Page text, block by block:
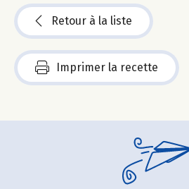
Retour à la liste
Imprimer la recette